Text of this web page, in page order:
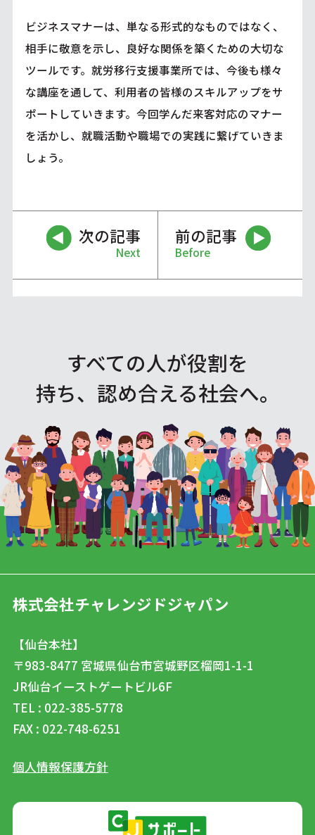
ビジネスマナーは、単なる形式的なものではなく、
相手に敬意を示し、良好な関係を築くための大切な
ツールです。就労移行支援事業所では、今後も様々
な講座を通して、利用者の皆様のスキルアップをサ
ポートしていきます。今回学んだ来客対応のマナー
を活かし、就職活動や職場での実践に繋げていきま
しょう。
次の記事
Next
前の記事
Before
すべての人が役割を
持ち、認め合える社会へ。
株式会社チャレンジドジャパン
【仙台本社】
〒983-8477 宮城県仙台市宮城野区榴岡1-1-1
JR仙台イーストゲートビル6F
TEL : 022-385-5778
FAX : 022-748-6251
個人情報保護方針